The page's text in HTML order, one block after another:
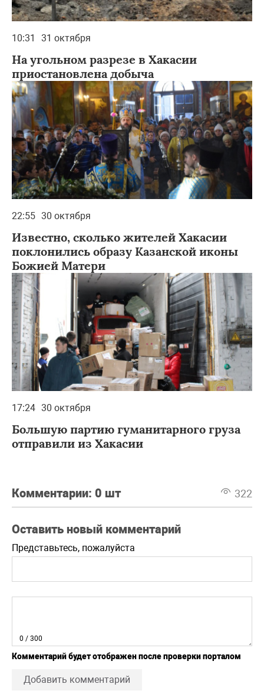
10:31 31 октября
На угольном разрезе в Хакасии
приостановлена добыча
22:55 30 октября
Известно, сколько жителей Хакасии
поклонились образу Казанской иконы
Божией Матери
17:24 30 октября
Большую партию гуманитарного груза
отправили из Хакасии
Комментарии: 0 шт 322
Оставить новый комментарий
Представьтесь, пожалуйста
0 / 300
Комментарий будет отображен после проверки порталом
Добавить комментарий